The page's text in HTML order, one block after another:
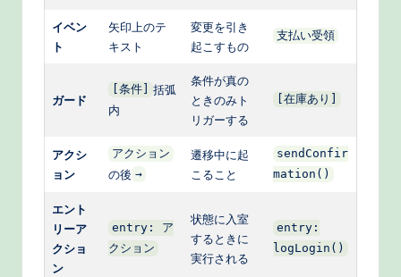
イベン
ト
矢印上のテ
キスト
変更を引き
起こすもの
支払い受領
ガード
[条件]
括弧
内
条件が真の
ときのみト
リガーする
[在庫あり]
アクシ
ョン
アクション
の後 →
遷移中に起
こること
sendConfir
mation()
エント
リーア
クショ
ン
entry: ア
クション
状態に入室
するときに
実行される
entry:
logLogin()